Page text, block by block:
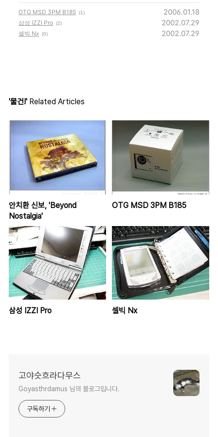
OTG MSD 3PM B185 (1) 2006.01.18
삼성 IZZI Pro (2) 2002.07.29
셀빅 Nx (0) 2002.07.29
'물건!' Related Articles
안치환 신보, 'Beyond
Nostalgia'
OTG MSD 3PM B185
삼성 IZZI Pro 셀빅 Nx
고야슷흐라다무스
Goyasthrdamus 님의 블로그입니다.
구독하기